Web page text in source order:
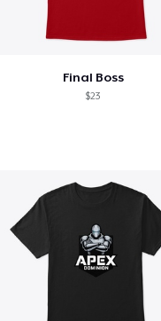
Final Boss
$23